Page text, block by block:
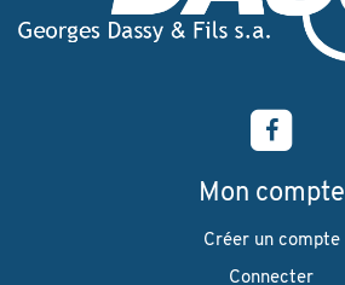
Mon compte
Créer un compte
Connecter